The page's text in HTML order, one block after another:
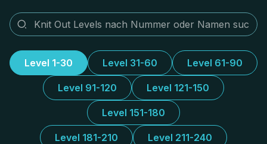
Level 1-30 Level 31-60 Level 61-90
Level 91-120 Level 121-150
Level 151-180
Level 181-210 Level 211-240